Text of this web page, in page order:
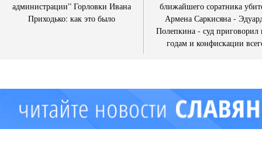
администрации” Горловки Ивана
Приходько: как это было
ближайшего соратника
Армена Саркисяна -
Полепкина - суд приговорил
годам и конфискации